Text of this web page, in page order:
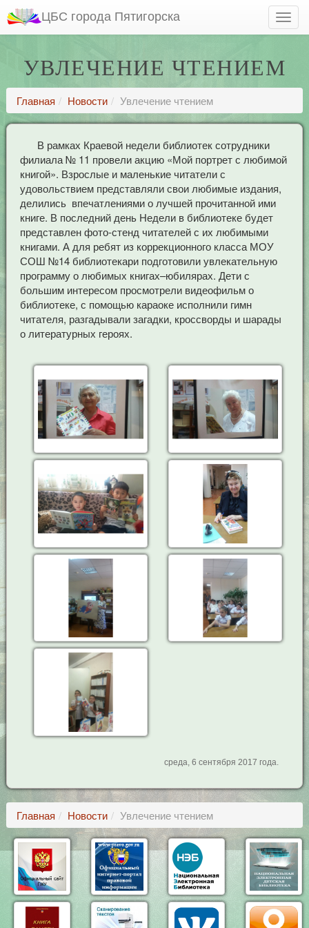
ЦБС города Пятигорска
УВЛЕЧЕНИЕ ЧТЕНИЕМ
Главная Новости Увлечение чтением
В рамках Краевой недели библиотек сотрудники
филиала № 11 провели акцию «Мой портрет с любимой
книгой». Взрослые и маленькие читатели с
удовольствием представляли свои любимые издания,
делились впечатлениями о лучшей прочитанной ими
книге. В последний день Недели в библиотеке будет
представлен фото-стенд читателей с их любимыми
книгами. А для ребят из коррекционного класса МОУ
СОШ №14 библиотекари подготовили увлекательную
программу о любимых книгах–юбилярах. Дети с
большим интересом просмотрели видеофильм о
библиотеке, с помощью караоке исполнили гимн
читателя, разгадывали загадки, кроссворды и шарады
о литературных героях.
среда, 6 сентября 2017 года.
Главная Новости Увлечение чтением